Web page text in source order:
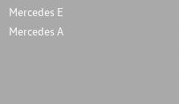
Mercedes E
Mercedes A